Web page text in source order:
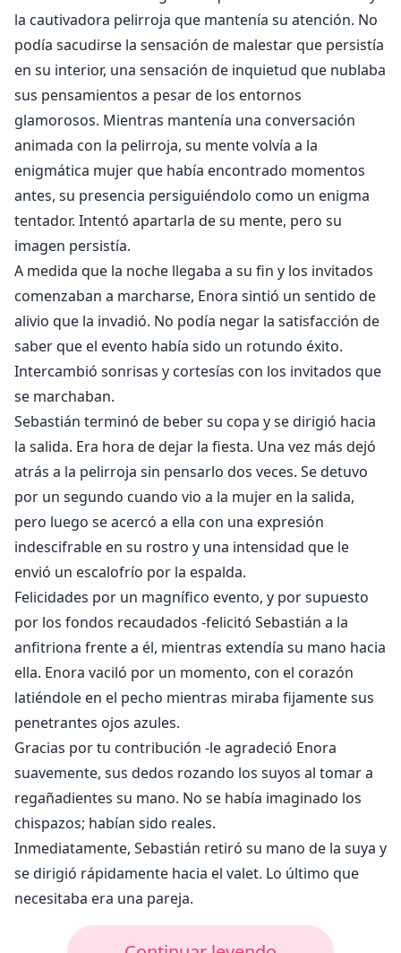
la cautivadora pelirroja que mantenía su atención. No
podía sacudirse la sensación de malestar que persistía
en su interior, una sensación de inquietud que nublaba
sus pensamientos a pesar de los entornos
glamorosos. Mientras mantenía una conversación
animada con la pelirroja, su mente volvía a la
enigmática mujer que había encontrado momentos
antes, su presencia persiguiéndolo como un enigma
tentador. Intentó apartarla de su mente, pero su
imagen persistía.
A medida que la noche llegaba a su fin y los invitados
comenzaban a marcharse, Enora sintió un sentido de
alivio que la invadió. No podía negar la satisfacción de
saber que el evento había sido un rotundo éxito.
Intercambió sonrisas y cortesías con los invitados que
se marchaban.
Sebastián terminó de beber su copa y se dirigió hacia
la salida. Era hora de dejar la fiesta. Una vez más dejó
atrás a la pelirroja sin pensarlo dos veces. Se detuvo
por un segundo cuando vio a la mujer en la salida,
pero luego se acercó a ella con una expresión
indescifrable en su rostro y una intensidad que le
envió un escalofrío por la espalda.
Felicidades por un magnífico evento, y por supuesto
por los fondos recaudados -felicitó Sebastián a la
anfitriona frente a él, mientras extendía su mano hacia
ella. Enora vaciló por un momento, con el corazón
latiéndole en el pecho mientras miraba fijamente sus
penetrantes ojos azules.
Gracias por tu contribución -le agradeció Enora
suavemente, sus dedos rozando los suyos al tomar a
regañadientes su mano. No se había imaginado los
chispazos; habían sido reales.
Inmediatamente, Sebastián retiró su mano de la suya y
se dirigió rápidamente hacia el valet. Lo último que
necesitaba era una pareja.